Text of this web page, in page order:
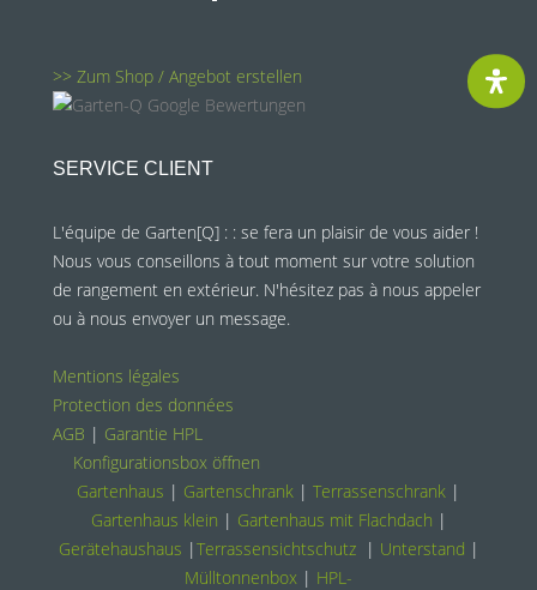
>> Zum Shop / Angebot erstellen
SERVICE CLIENT
L'équipe de Garten[Q] : : se fera un plaisir de vous aider !
Nous vous conseillons à tout moment sur votre solution
de rangement en extérieur. N'hésitez pas à nous appeler
ou à nous envoyer un message.
Mentions légales
Protection des données
AGB | Garantie HPL
Konfigurationsbox öffnen
Gartenhaus | Gartenschrank | Terrassenschrank |
Gartenhaus klein | Gartenhaus mit Flachdach |
Gerätehaushaus | Terrassensichtschutz| Unterstand |
Mülltonnenbox | HPL-